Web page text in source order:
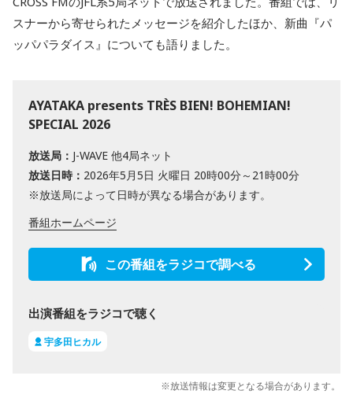
スナーから寄せられたメッセージを紹介したほか、新曲『パ
ッパパラダイス』についても語りました。
AYATAKA presents TRÈS BIEN! BOHEMIAN!
SPECIAL 2026
放送局： J-WAVE 他4局ネット
放送日時： 2026年5月5日 火曜日 20時00分～21時00分
※放送局によって日時が異なる場合があります。
番組ホームページ
この番組をラジコで調べる
出演番組をラジコで聴く
宇多田ヒカル
※放送情報は変更となる場合があります。